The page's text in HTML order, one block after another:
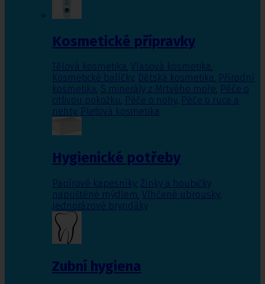
Kosmetické přípravky
Tělová kosmetika, Vlasová kosmetika,
Kosmetické balíčky, Dětská kosmetika, Přírodní
kosmetika, S minerály z Mrtvého moře, Péče o
citlivou pokožku, Péče o nohy, Péče o ruce a
nehty, Pleťová kosmetika
Hygienické potřeby
Papírové kapesníky, Žínky a houbičky
napuštěné mýdlem, Vlhčené ubrousky,
Jednorázové bryndáky
Zubní hygiena